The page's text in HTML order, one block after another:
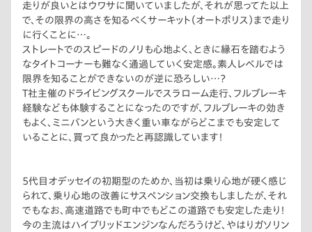
走りが良いとはウワサに聞いていましたが、それが思ってた以上
で、その限界の高さを知るべくサーキット（オートポリス）まで走り
に行くことに…。
ストレートでのスピードのノリも心地よく、ときに縁石を踏むよう
なタイトコーナーも難なく通過していく安定感。素人レベルでは
限界を知ることができないのが逆に恐ろしい…？
T社主催のドライビングスクールでスラローム走行、フルブレーキ
経験なども体験することになったのですが、フルブレーキの効き
もよく、ミニバンという大きく重い車ながらどこまでも安定して
いることに、買って良かったと再認識しています！
5代目オデッセイの初期型のためか、当初は乗り心地が硬く感じ
られて、乗り心地の改善にサスペンション交換もしましたが、それ
でもなお、高速道路でも町中でもどこの道路でも安定した走り！
今の主流はハイブリッドエンジンなんだろうけど、やはりガソリン